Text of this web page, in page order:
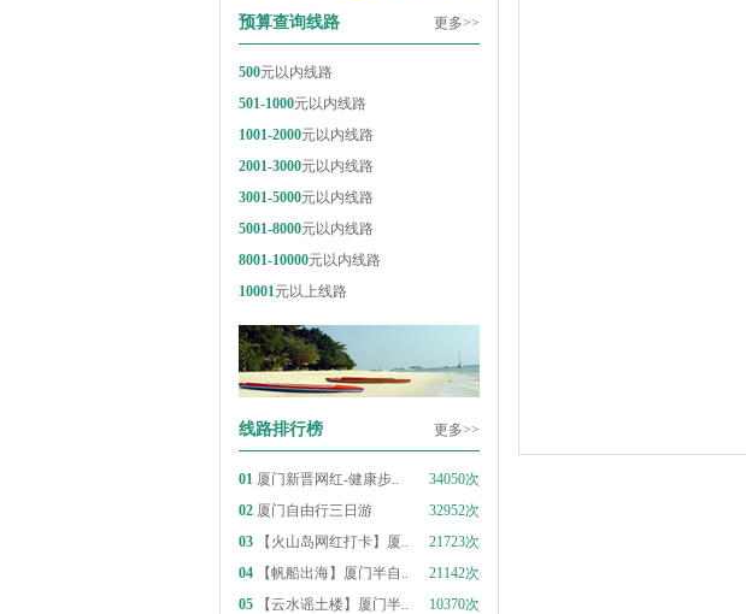
预算查询线路 更多>>
500元以内线路
501-1000元以内线路
1001-2000元以内线路
2001-3000元以内线路
3001-5000元以内线路
5001-8000元以内线路
8001-10000元以内线路
10001元以上线路
线路排行榜 更多>>
01 厦门新晋网红-健康步..
34050次
02 厦门自由行三日游
32952次
03 【火山岛网红打卡】厦..
21723次
04 【帆船出海】厦门半自..
21142次
05 【云水谣土楼】厦门半..
10370次